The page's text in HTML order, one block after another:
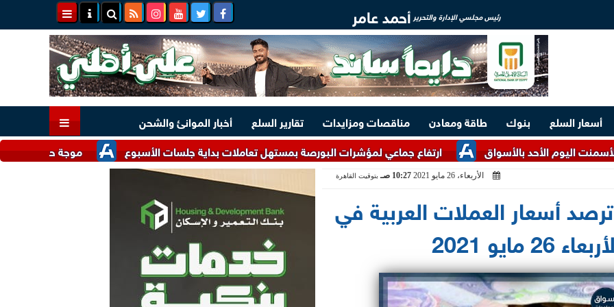
رئيس مجلسي الإدارة والتحرير أحمد عامر
أسعار السلع بنوك طاقة ومعادن مناقصات ومزايدات تقارير السلع
أخبار الموانئ والشحن
موجة حر غير مسبوقة ترفع
ارتفاع جماعي لمؤشرات البورصة بمستهل تعاملات بداية جلسات الأسبوع الأحد بالأسواق
الأربعاء، 26 مايو 2021 10:27 صـ بتوقيت القاهرة
أسعار العملات العربية في
2021